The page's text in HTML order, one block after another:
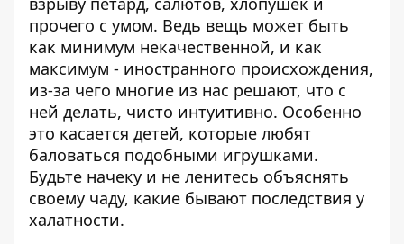
прочего с умом. Ведь вещь может быть
как минимум некачественной, и как
максимум - иностранного происхождения,
из-за чего многие из нас решают, что с
ней делать, чисто интуитивно. Особенно
это касается детей, которые любят
баловаться подобными игрушками.
Будьте начеку и не ленитесь объяснять
своему чаду, какие бывают последствия у
халатности.